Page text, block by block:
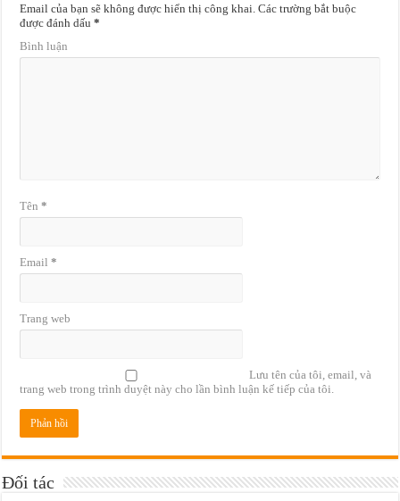
Email của bạn sẽ không được hiển thị công khai. Các trường bắt buộc
được đánh dấu*
Bình luận
Tên*
Email*
Trang web
Lưu tên của tôi, email, và
trang web trong trình duyệt này cho lần bình luận kế tiếp của tôi.
Đối tác